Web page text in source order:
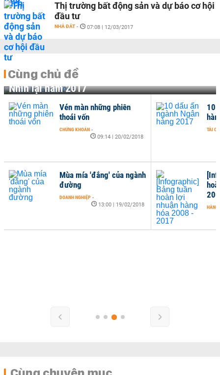
Thị trường bất động sản và dự báo cơ hội
đầu tư
NHÀ ĐẤT - 07:08 | 12/03/2017
Cùng chủ đề
Nhìn lại năm 2017
HÀNG
Vén màn những phiên
thoái vốn
CHỨNG KHOÁN -
09:14 | 20/02/2018
Mùa mía 'đắng' của ngành
đường
DOANH NGHIỆP -
13:00 | 19/02/2018
10
TÀI